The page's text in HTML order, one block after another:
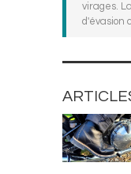
virages.
d'évasion
BOTTES ET
CHAUSSURES